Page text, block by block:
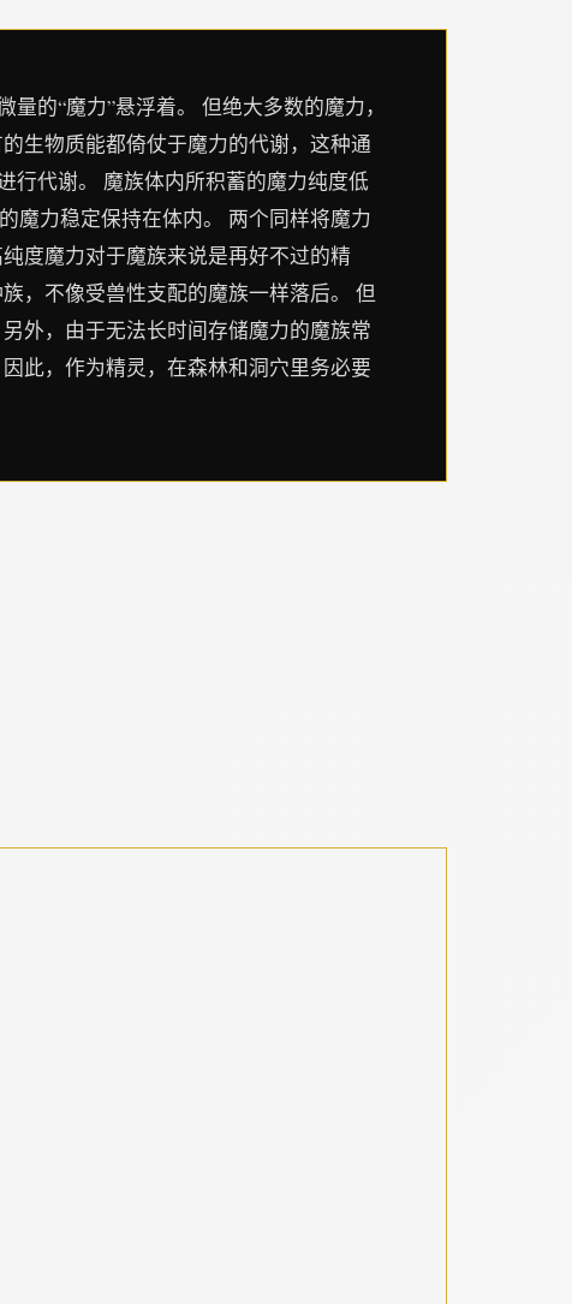
的“魔力”悬浮着。 但绝大多数的魔力，
生物质能都倚仗于魔力的代谢，这种通
行代谢。 魔族体内所积蓄的魔力纯度低
魔力稳定保持在体内。 两个同样将魔力
度魔力对于魔族来说是再好不过的精
，不像受兽性支配的魔族一样落后。 但
外，由于无法长时间存储魔力的魔族常
此，作为精灵，在森林和洞穴里务必要